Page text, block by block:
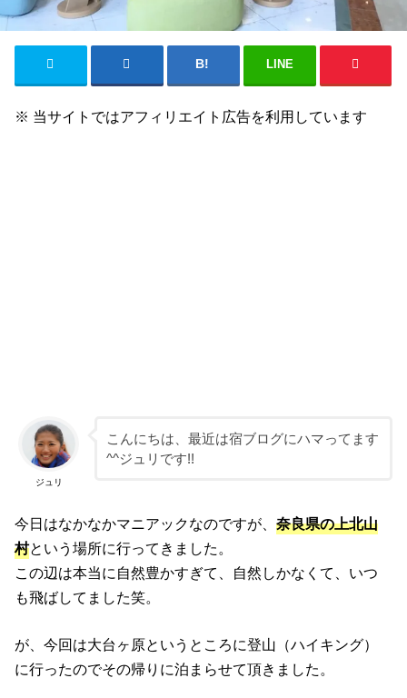
LINE
※ 当サイトではアフィリエイト広告を利用しています
ジュリ
こんにちは、最近は宿ブログにハマってます
^^ジュリです!!
今日はなかなかマニアックなのですが、奈良県の上北山
村という場所に行ってきました。
この辺は本当に自然豊かすぎて、自然しかなくて、いつ
も飛ばしてました笑。
が、今回は大台ヶ原というところに登山（ハイキング）
に行ったのでその帰りに泊まらせて頂きました。